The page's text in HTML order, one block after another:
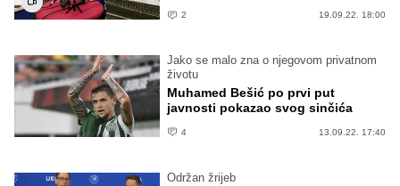
2 19.09.22. 18:00
Jako se malo zna o njegovom privatnom
životu
Muhamed Bešić po prvi put
javnosti pokazao svog sinčića
4 13.09.22. 17:40
Održan žrijeb